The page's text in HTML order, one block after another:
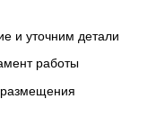
и уточним детали
работы